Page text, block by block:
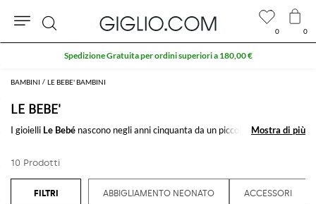
BAMBINI LE BEBE' BAMBINI
LE BEBE'
I gioielli Le Bebé nascono negli anni cinquanta da un piccolo oreficio di
rigorosamente a mano.
Vedi tuttoLE BEBE'
Mostra di più
Mostra di più
10 Prodotti
ABBIGLIAMENTO NEONATO ACCESSORI
0 0
Cerca
Spedizione Gratuita per ordini superiori a 180,00 €